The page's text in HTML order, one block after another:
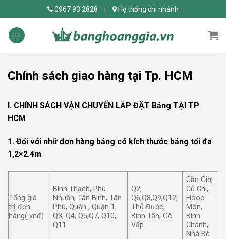
to
content
0967 93 2828 | Hệ thống chi nhánh
Chính sách giao hàng tại Tp. HCM
I. CHÍNH SÁCH VẬN CHUYỂN LẮP ĐẶT Bảng TẠI TP
HCM
1. Đối với nhữ đơn hàng bảng có kích thước bảng tối đa
1,2×2.4m
Tổng giá
trị đơn
hàng( vnđ)
Bình Thạch, Phú
Nhuận, Tân Bình, Tân
Phú, Quận , Quận 1,
Q3, Q4, Q5,Q7, Q10,
Q11
Q2,
Q6,Q8,Q9,Q12,
Thủ Đước,
Bình Tân, Gò
Vấp
Cần Giờ,
Củ Chi,
Hooc
Môn,
Bình
Chánh,
Nhà Bè